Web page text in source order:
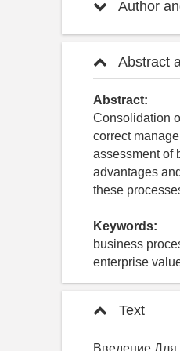
Author
Abstract
Abstract:
Consolidation
correct
assessment of
advantages
these
Keywords:
business
enterprise
Text
Введение Для обеспечения эффективности и прозрачности выполнения бизнес-процессов предприятия необходим постоянный контроль основных показателей его деятельности, а также организация процесса получения достоверной управленческой информации, и бизнес-процессы при этом должны работать как одно целое, в одном информационном пространстве. Интеграция бизнес-процессов в единое информационное пространство дает возможность объединить действия, выполняемые в разных прикладных решениях, в единый бизнес-процесс, который позволил бы управлять предприятием без привлечения сторонней помощи и дополнительных средств [1]. В данной статье предлагается рассмотреть интеграцию на примере такого бизнес-процесса, как оценка стоимости предприятия. Применение технологии оценки бизнеса позволит увидеть, каким образом влияют на стоимость предприятия те или иные управленческие решения. Показатель стоимости является объективным показателем результатов функционирования всего предприятия. Оценка стоимости бизнеса сочетает несколько видов анализа – это финансовый, организационный и технологический анализ текущей деятельности и перспектив предприятия. Регулярная оценка стоимости способствует повышению рентабельности и, следовательно, стоимости всего предприятия. Оценка может производиться в различных целях: - повышение эффективности управления производства; - разработка бизнес-плана; - реструктуризация предприятия (ликвидация, слияние, разделение и пр.); - определение текущей рыночной стоимости; - при выкупе акций у акционеров; - для определения кредитоспособности предприятия; – для снижения финансового риска при предоставлении кредита и пр. Концепция управления предприятием, основанная на максимизации его